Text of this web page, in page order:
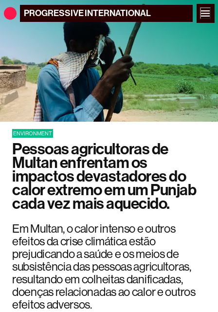
PROGRESSIVEINTERNATIONAL
ENVIRONMENT
Pessoas agricultoras de
Multan enfrentam os
impactos devastadores do
calor extremo em um Punjab
cada vez mais aquecido.
Em Multan, o calor intenso e outros
efeitos da crise climática estão
prejudicando a saúde e os meios de
subsistência das pessoas agricultoras,
resultando em colheitas danificadas,
doenças relacionadas ao calor e outros
efeitos adversos.